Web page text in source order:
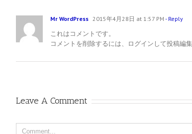
Mr WordPress 2015年4月28日 at 1:57 PM - Reply
これはコメントです。
コメントを削除するには、ログインして投稿編
Leave A Comment
Comment